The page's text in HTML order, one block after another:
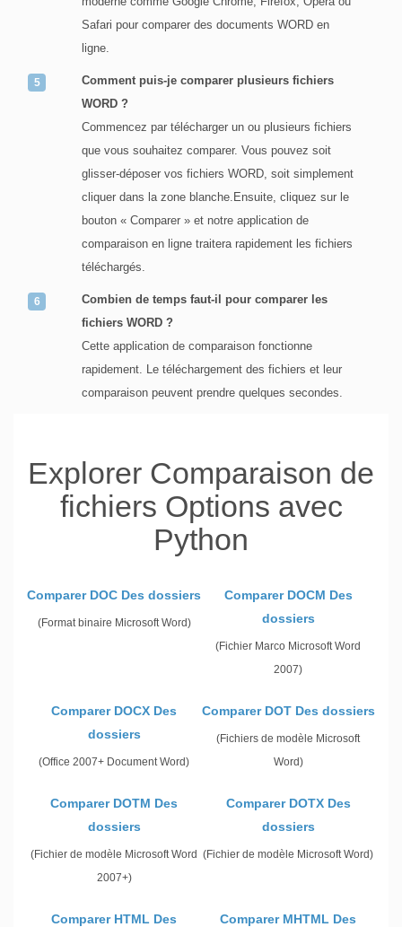
Safari pour comparer des documents WORD en
ligne.
Comment puis-je comparer plusieurs fichiers
WORD ?
Commencez par télécharger un ou plusieurs fichiers
que vous souhaitez comparer. Vous pouvez soit
glisser-déposer vos fichiers WORD, soit simplement
cliquer dans la zone blanche.Ensuite, cliquez sur le
bouton « Comparer » et notre application de
comparaison en ligne traitera rapidement les fichiers
téléchargés.
Combien de temps faut-il pour comparer les
fichiers WORD ?
Cette application de comparaison fonctionne
rapidement. Le téléchargement des fichiers et leur
comparaison peuvent prendre quelques secondes.
Explorer Comparaison de
fichiers Options avec
Python
Comparer DOC Des dossiers
(Format binaire Microsoft Word)
Comparer DOCM Des
dossiers
(Fichier Marco Microsoft Word
2007)
Comparer DOCX Des
dossiers
(Office 2007+ Document Word)
Comparer DOT Des dossiers
(Fichiers de modèle Microsoft
Word)
Comparer DOTM Des
dossiers
(Fichier de modèle Microsoft Word
2007+)
Comparer DOTX Des
dossiers
(Fichier de modèle Microsoft Word)
Comparer HTML Des
Comparer MHTML Des